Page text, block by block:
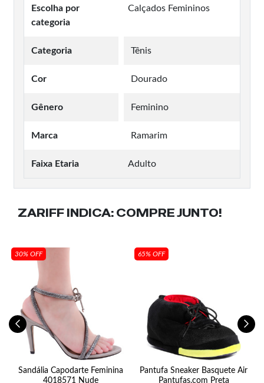
Escolha por
categoria
Calçados Femininos
Categoria Tênis
Cor Dourado
Gênero Feminino
Marca Ramarim
Faixa Etaria Adulto
ZARIFF INDICA: COMPRE JUNTO!
30% OFF
Sandália Capodarte Feminina
4018571 Nude
65% OFF
Pantufa Sneaker Basquete Air
Pantufas.com Preta